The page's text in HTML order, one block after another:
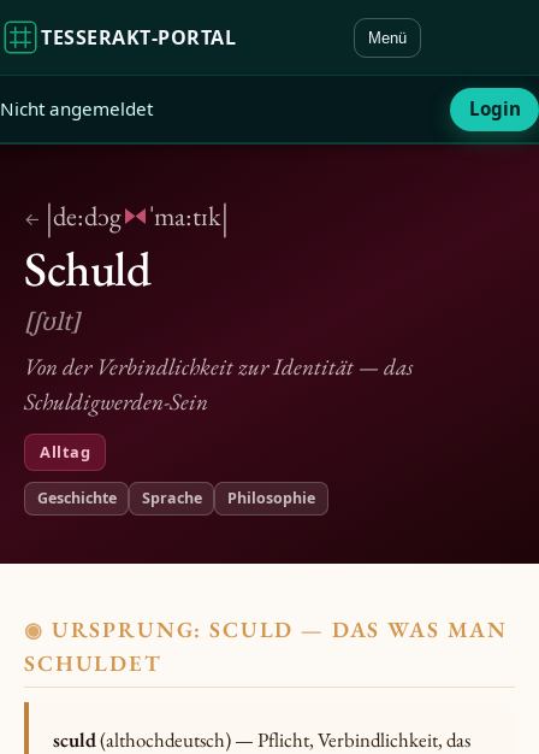
TESSERAKT‑PORTAL Menü
Nicht angemeldet Login
← |de:dɔg ˈma:tɪk|
Schuld
[ʃʊlt]
Von der Verbindlichkeit zur Identität — das
Schuldigwerden-Sein
Alltag
Geschichte Sprache Philosophie
◉ URSPRUNG: SCULD — DAS WAS MAN
SCHULDET
sculd(althochdeutsch) — Pflicht, Verbindlichkeit, das